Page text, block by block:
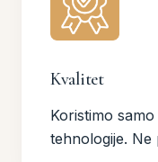
Kvalitet
Koristimo
tehnologije. Ne